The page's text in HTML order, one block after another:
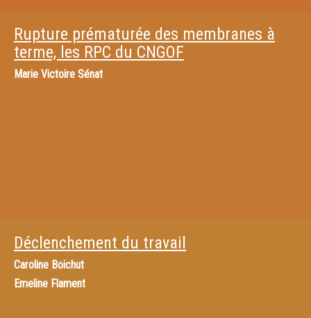
Rupture prématurée des membranes à
terme, les RPC du CNGOF
Marie Victoire Sénat
Déclenchement du travail
Caroline Boichut
Emeline Flament